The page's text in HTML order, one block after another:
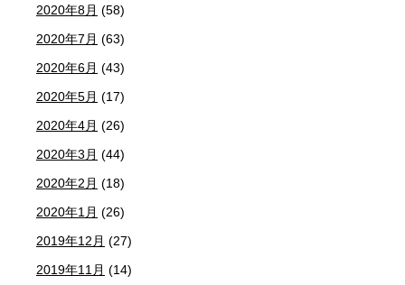
2020年8月 (58)
2020年7月 (63)
2020年6月 (43)
2020年5月 (17)
2020年4月 (26)
2020年3月 (44)
2020年2月 (18)
2020年1月 (26)
2019年12月 (27)
2019年11月 (14)